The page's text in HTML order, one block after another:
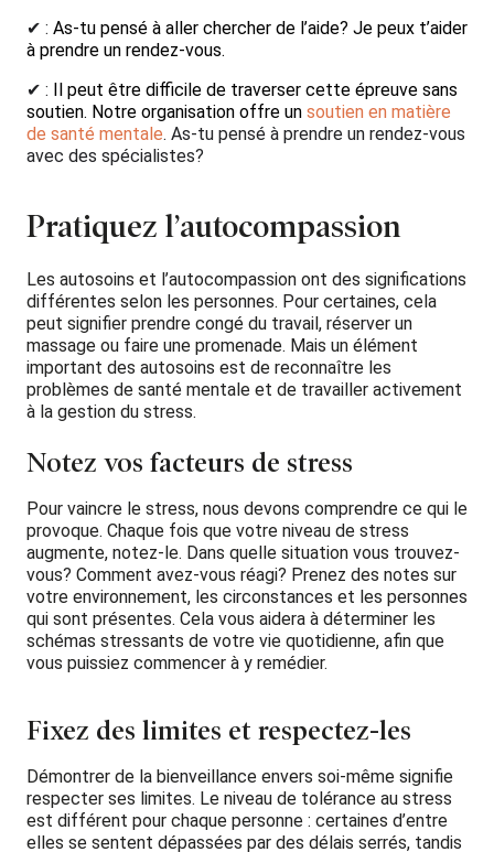
✔ : As-tu pensé à aller chercher de l’aide? Je peux t’aider
à prendre un rendez-vous.
✔ : Il peut être difficile de traverser cette épreuve sans
soutien. Notre organisation offre un soutien en matière
de santé mentale. As-tu pensé à prendre un rendez-vous
avec des spécialistes?
Pratiquez l’autocompassion
Les autosoins et l’autocompassion ont des significations
différentes selon les personnes. Pour certaines, cela
peut signifier prendre congé du travail, réserver un
massage ou faire une promenade. Mais un élément
important des autosoins est de reconnaître les
problèmes de santé mentale et de travailler activement
à la gestion du stress.
Notez vos facteurs de stress
Pour vaincre le stress, nous devons comprendre ce qui le
provoque. Chaque fois que votre niveau de stress
augmente, notez-le. Dans quelle situation vous trouvez-
vous? Comment avez-vous réagi? Prenez des notes sur
votre environnement, les circonstances et les personnes
qui sont présentes. Cela vous aidera à déterminer les
schémas stressants de votre vie quotidienne, afin que
vous puissiez commencer à y remédier.
Fixez des limites et respectez-les
Démontrer de la bienveillance envers soi-même signifie
respecter ses limites. Le niveau de tolérance au stress
est différent pour chaque personne : certaines d’entre
elles se sentent dépassées par des délais serrés, tandis